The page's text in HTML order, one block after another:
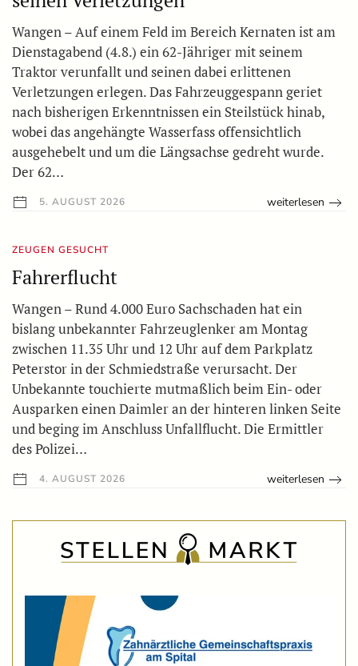
Wangen – Auf einem Feld im Bereich Kernaten ist am
Dienstagabend (4.8.) ein 62-Jähriger mit seinem
Traktor verunfallt und seinen dabei erlittenen
Verletzungen erlegen. Das Fahrzeuggespann geriet
nach bisherigen Erkenntnissen ein Steilstück hinab,
wobei das angehängte Wasserfass offensichtlich
ausgehebelt und um die Längsachse gedreht wurde.
Der 62…
5. AUGUST 2026 weiterlesen
ZEUGEN GESUCHT
Fahrerflucht
Wangen – Rund 4.000 Euro Sachschaden hat ein
bislang unbekannter Fahrzeuglenker am Montag
zwischen 11.35 Uhr und 12 Uhr auf dem Parkplatz
Peterstor in der Schmiedstraße verursacht. Der
Unbekannte touchierte mutmaßlich beim Ein- oder
Ausparken einen Daimler an der hinteren linken Seite
und beging im Anschluss Unfallflucht. Die Ermittler
des Polizei…
4. AUGUST 2026 weiterlesen